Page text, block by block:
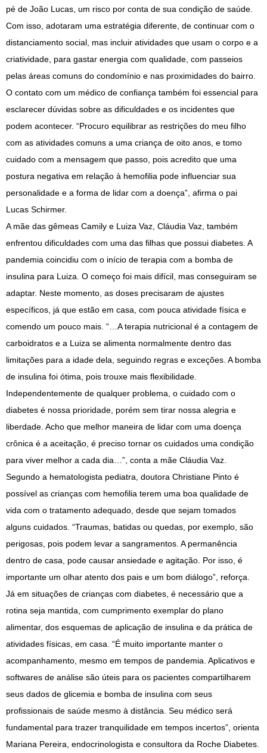
pé de João Lucas, um risco por conta de sua condição de saúde.
Com isso, adotaram uma estratégia diferente, de continuar com o
distanciamento social, mas incluir atividades que usam o corpo e a
criatividade, para gastar energia com qualidade, com passeios
pelas áreas comuns do condomínio e nas proximidades do bairro.
O contato com um médico de confiança também foi essencial para
esclarecer dúvidas sobre as dificuldades e os incidentes que
podem acontecer. “Procuro equilibrar as restrições do meu filho
com as atividades comuns a uma criança de oito anos, e tomo
cuidado com a mensagem que passo, pois acredito que uma
postura negativa em relação à hemofilia pode influenciar sua
personalidade e a forma de lidar com a doença”, afirma o pai
Lucas Schirmer.
A mãe das gêmeas Camily e Luiza Vaz, Cláudia Vaz, também
enfrentou dificuldades com uma das filhas que possui diabetes. A
pandemia coincidiu com o início de terapia com a bomba de
insulina para Luiza. O começo foi mais difícil, mas conseguiram se
adaptar. Neste momento, as doses precisaram de ajustes
específicos, já que estão em casa, com pouca atividade física e
comendo um pouco mais. “…A terapia nutricional é a contagem de
carboidratos e a Luiza se alimenta normalmente dentro das
limitações para a idade dela, seguindo regras e exceções. A bomba
de insulina foi ótima, pois trouxe mais flexibilidade.
Independentemente de qualquer problema, o cuidado com o
diabetes é nossa prioridade, porém sem tirar nossa alegria e
liberdade. Acho que melhor maneira de lidar com uma doença
crônica é a aceitação, é preciso tornar os cuidados uma condição
para viver melhor a cada dia…”, conta a mãe Cláudia Vaz.
Segundo a hematologista pediatra, doutora Christiane Pinto é
possível as crianças com hemofilia terem uma boa qualidade de
vida com o tratamento adequado, desde que sejam tomados
alguns cuidados. “Traumas, batidas ou quedas, por exemplo, são
perigosas, pois podem levar a sangramentos. A permanência
dentro de casa, pode causar ansiedade e agitação. Por isso, é
importante um olhar atento dos pais e um bom diálogo”, reforça.
Já em situações de crianças com diabetes, é necessário que a
rotina seja mantida, com cumprimento exemplar do plano
alimentar, dos esquemas de aplicação de insulina e da prática de
atividades físicas, em casa. “É muito importante manter o
acompanhamento, mesmo em tempos de pandemia. Aplicativos e
softwares de análise são úteis para os pacientes compartilharem
seus dados de glicemia e bomba de insulina com seus
profissionais de saúde mesmo à distância. Seu médico será
fundamental para trazer tranquilidade em tempos incertos”, orienta
Mariana Pereira, endocrinologista e consultora da Roche Diabetes.